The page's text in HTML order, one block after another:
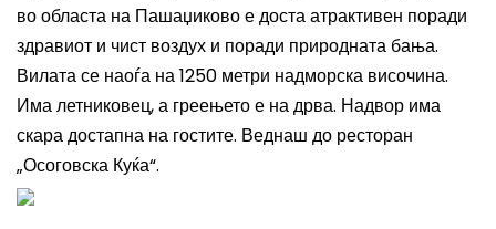
во областа на Пашаџиково е доста атрактивен поради
здравиот и чист воздух и поради природната бања.
Вилата се наоѓа на 1250 метри надморска височина.
Има летниковец, а греењето е на дрва. Надвор има
скара достапна на гостите. Веднаш до ресторан
„Осоговска Куќа“.